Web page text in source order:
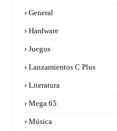
General
Hardware
Juegos
Lanzamientos C Plus
Literatura
Mega 65
Música